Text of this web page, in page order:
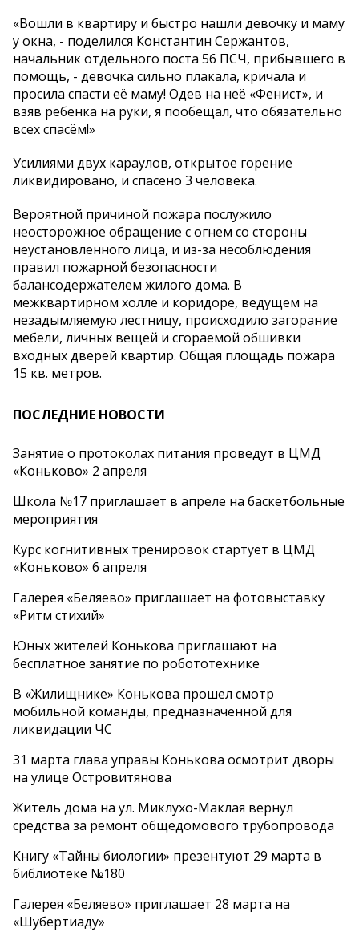
«Вошли в квартиру и быстро нашли девочку и маму
у окна, - поделился Константин Сержантов,
начальник отдельного поста 56 ПСЧ, прибывшего в
помощь, - девочка сильно плакала, кричала и
просила спасти её маму! Одев на неё «Фенист», и
взяв ребенка на руки, я пообещал, что обязательно
всех спасём!»
Усилиями двух караулов, открытое горение
ликвидировано, и спасено 3 человека.
Вероятной причиной пожара послужило
неосторожное обращение с огнем со стороны
неустановленного лица, и из-за несоблюдения
правил пожарной безопасности
балансодержателем жилого дома. В
межквартирном холле и коридоре, ведущем на
незадымляемую лестницу, происходило загорание
мебели, личных вещей и сгораемой обшивки
входных дверей квартир. Общая площадь пожара
15 кв. метров.
ПОСЛЕДНИЕ НОВОСТИ
Занятие о протоколах питания проведут в ЦМД
«Коньково» 2 апреля
Школа №17 приглашает в апреле на баскетбольные
мероприятия
Курс когнитивных тренировок стартует в ЦМД
«Коньково» 6 апреля
Галерея «Беляево» приглашает на фотовыставку
«Ритм стихий»
Юных жителей Конькова приглашают на
бесплатное занятие по робототехнике
В «Жилищнике» Конькова прошел смотр
мобильной команды, предназначенной для
ликвидации ЧС
31 марта глава управы Конькова осмотрит дворы
на улице Островитянова
Житель дома на ул. Миклухо-Маклая вернул
средства за ремонт общедомового трубопровода
Книгу «Тайны биологии» презентуют 29 марта в
библиотеке №180
Галерея «Беляево» приглашает 28 марта на
«Шубертиаду»